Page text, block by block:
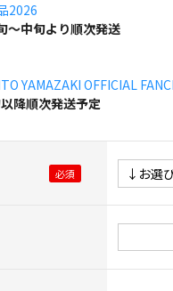
2026
～中旬より順次発送
YAMAZAKI OFFICIAL
降順次発送予定